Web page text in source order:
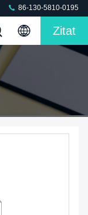
86-130-5810-0195
Zitat